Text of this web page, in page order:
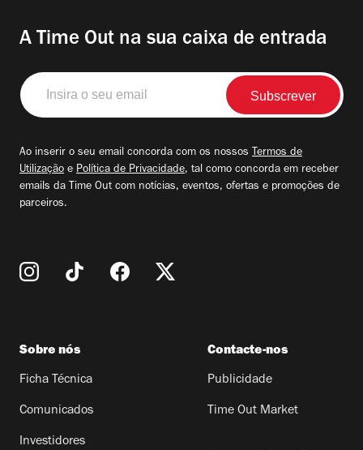
A Time Out na sua caixa de entrada
Insira
o
seu
Ao inserir o seu email concorda com os nossos Termos de
Utilização e Política de Privacidade, tal como concorda em receber
emails da Time Out com notícias, eventos, ofertas e promoções de
parceiros.
Sobre nós
Ficha Técnica
Comunicados
Investidores
Contacte-nos
Publicidade
Time Out Market